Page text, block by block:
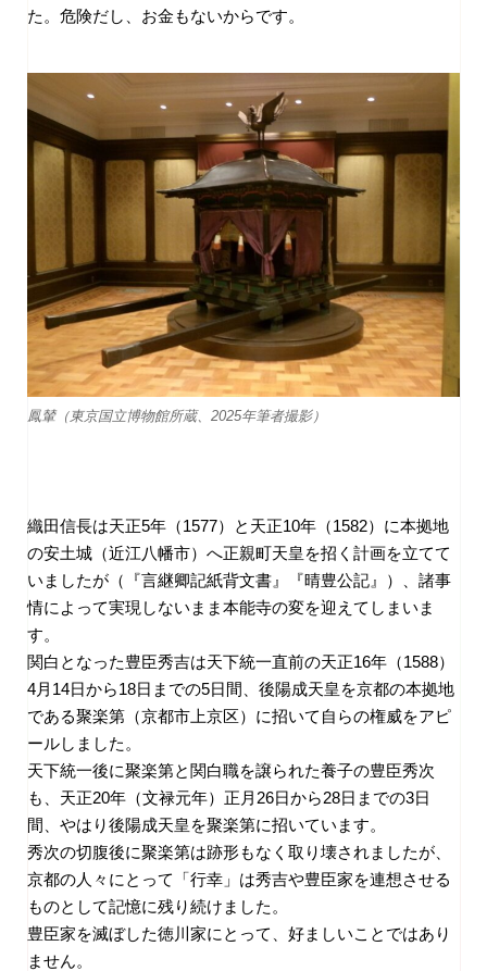
た。危険だし、お金もないからです。
鳳輦（東京国立博物館所蔵、2025年筆者撮影）
織田信長は天正5年（1577）と天正10年（1582）に本拠地
の安土城（近江八幡市）へ正親町天皇を招く計画を立てて
いましたが（『言継卿記紙背文書』『晴豊公記』）、諸事
情によって実現しないまま本能寺の変を迎えてしまいま
す。
関白となった豊臣秀吉は天下統一直前の天正16年（1588）
4月 14日から18日までの5日間、後陽成天皇を京都の本拠地
である聚楽第（京都市上京区）に招いて自らの権威をアピ
ールしました。
天下統一後に聚楽第と関白職を譲られた養子の豊臣秀次
も、天正20年（文禄元年）正月 26日から28日までの3日
間、やはり後陽成天皇を聚楽第に招いています。
秀次の切腹後に聚楽第は跡形もなく取り壊されましたが、
京都の人々にとって「行幸」は秀吉や豊臣家を連想させる
ものとして記憶に残り続けました。
豊臣家を滅ぼした徳川家にとって、好ましいことではあり
ません。